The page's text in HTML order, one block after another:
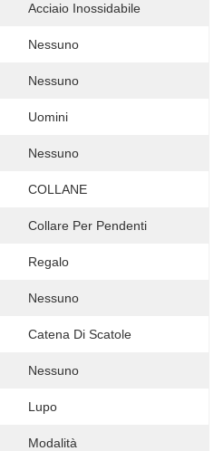
Acciaio Inossidabile
Nessuno
Nessuno
Uomini
Nessuno
COLLANE
Collare Per Pendenti
Regalo
Nessuno
Catena Di Scatole
Nessuno
Lupo
Modalità